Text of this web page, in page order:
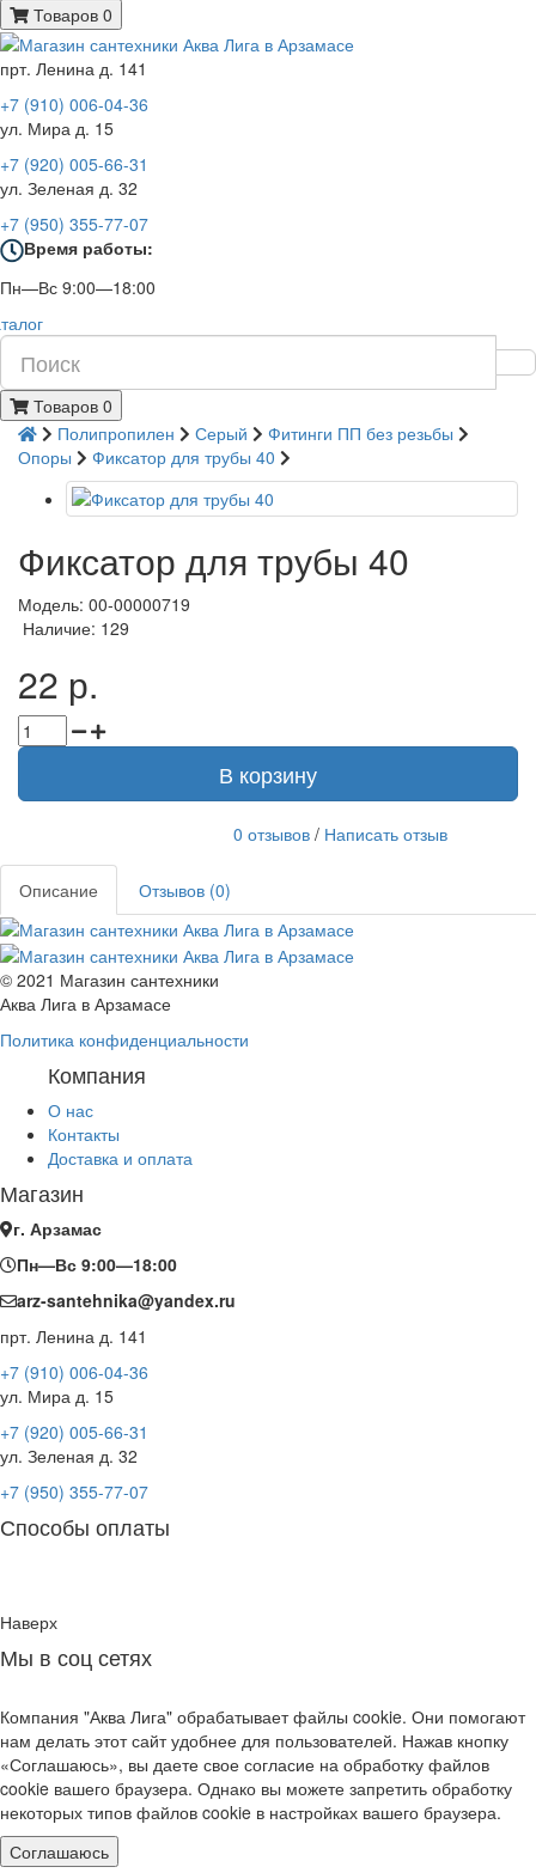
Товаров 0
прт. Ленина д. 141
+7 (910) 006-04-36
ул. Мира д. 15
+7 (920) 005-66-31
ул. Зеленая д. 32
+7 (950) 355-77-07
Время работы:
Пн—Вс 9:00—18:00
Товаров 0
Полипропилен
Серый
Фитинги ПП без резьбы
Опоры
Фиксатор для трубы 40
Фиксатор для трубы 40
Модель: 00-00000719
Наличие: 129
22 р.
В корзину
0 отзывов / Написать отзыв
Описание Отзывов (0)
© 2021 Магазин сантехники
Аква Лига в Арзамасе
Политика конфиденциальности
Компания
О нас
Контакты
Доставка и оплата
Магазин
г. Арзамас
Пн—Вс 9:00—18:00
arz-santehnika@yandex.ru
прт. Ленина д. 141
+7 (910) 006-04-36
ул. Мира д. 15
+7 (920) 005-66-31
ул. Зеленая д. 32
+7 (950) 355-77-07
Способы оплаты
Наверх
Мы в соц сетях
Компания "Аква Лига" обрабатывает файлы cookie. Они помогают
нам делать этот сайт удобнее для пользователей. Нажав кнопку
«Соглашаюсь», вы даете свое согласие на обработку файлов
cookie вашего браузера. Однако вы можете запретить обработку
некоторых типов файлов cookie в настройках вашего браузера.
Соглашаюсь